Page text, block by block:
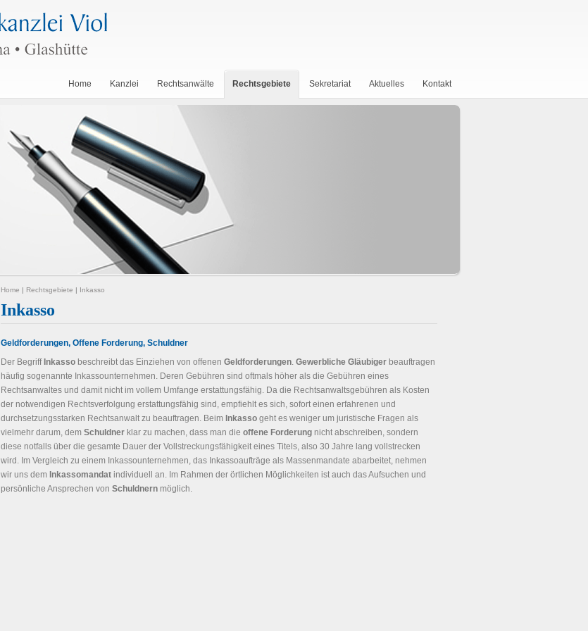
Home Kanzlei Rechtsanwälte Rechtsgebiete Sekretariat Aktuelles Kontakt
Home | Rechtsgebiete | Inkasso
Inkasso
Geldforderungen, Offene Forderung, Schuldner
Der Begriff Inkasso beschreibt das Einziehen von offenen Geldforderungen. Gewerbliche Gläubiger beauftragen
häufig sogenannte Inkassounternehmen. Deren Gebühren sind oftmals höher als die Gebühren eines
Rechtsanwaltes und damit nicht im vollem Umfange erstattungsfähig. Da die Rechtsanwaltsgebühren als Kosten
der notwendigen Rechtsverfolgung erstattungsfähig sind, empfiehlt es sich, sofort einen erfahrenen und
durchsetzungsstarken Rechtsanwalt zu beauftragen. Beim Inkasso geht es weniger um juristische Fragen als
vielmehr darum, dem Schuldner klar zu machen, dass man die offene Forderung nicht abschreiben, sondern
diese notfalls über die gesamte Dauer der Vollstreckungsfähigkeit eines Titels, also 30 Jahre lang vollstrecken
wird. Im Vergleich zu einem Inkassounternehmen, das Inkassoaufträge als Massenmandate abarbeitet, nehmen
wir uns dem Inkassomandat individuell an. Im Rahmen der örtlichen Möglichkeiten ist auch das Aufsuchen und
persönliche Ansprechen von Schuldnern möglich.